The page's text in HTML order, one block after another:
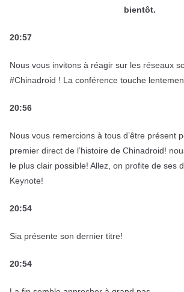
bientôt.
20:57
Nous vous invitons à réagir sur les réseaux
#Chinadroid ! La conférence touche
20:56
Nous vous remercions à tous d’être présent
premier direct de l’histoire de Chinadroid!
le plus clair possible! Allez, on profite de ses
Keynote!
20:54
Sia présente son dernier titre!
20:54